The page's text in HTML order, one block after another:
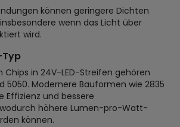
können geringere Dichten
wenn das Licht über
wird.
Typ
Chips in 24V-LED-Streifen gehören
5050. Modernere Bauformen wie 2835
Effizienz und bessere
höhere Lumen-pro-Watt-
können.